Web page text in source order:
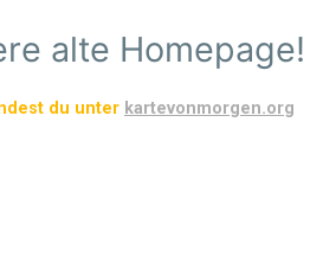
alte Homepage!
du unter kartevonmorgen.org